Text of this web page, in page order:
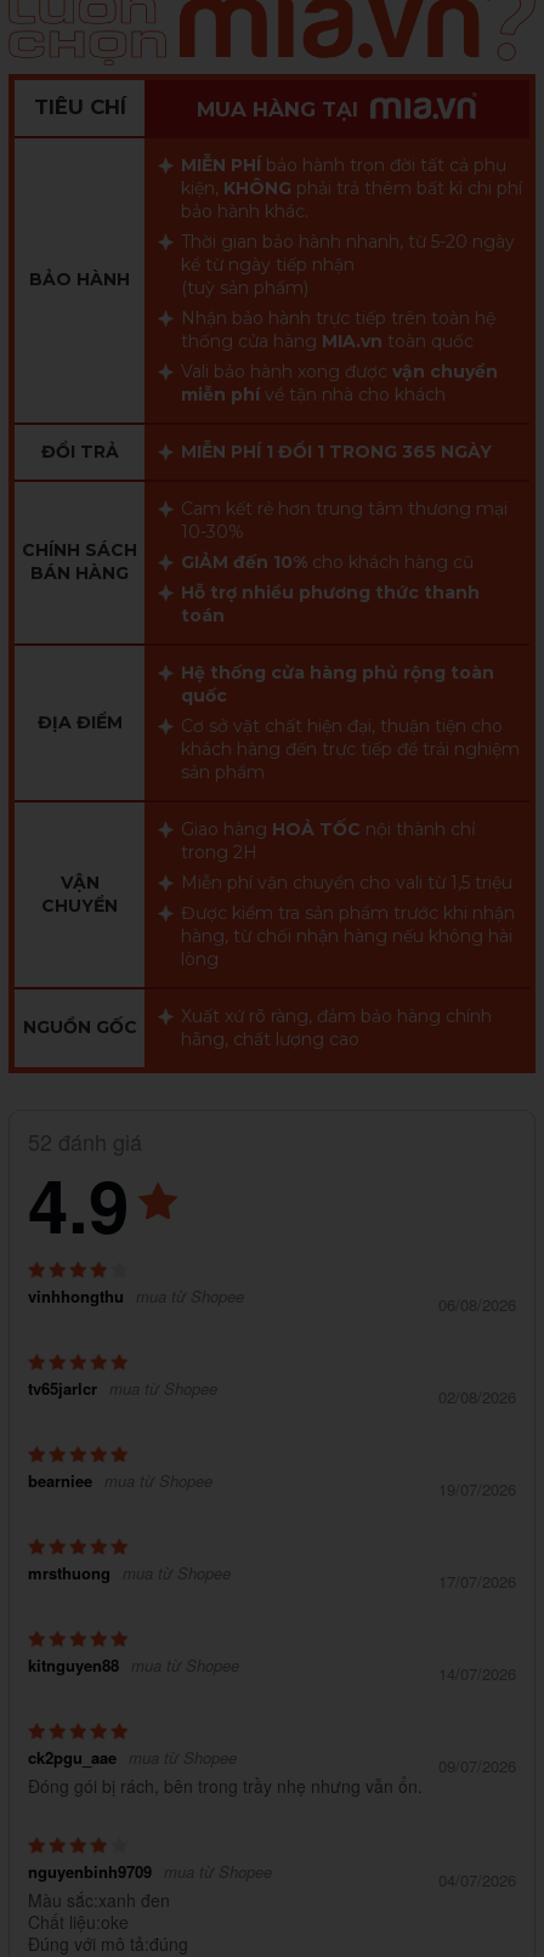
TIÊU CHÍ MUA HÀNG TẠI
BẢO HÀNH
MIỄN PHÍ bảo hành trọn đời tất cả phụ
kiện, KHÔNG phải trả thêm bất kì chi phí
bảo hành khác.
Thời gian bảo hành nhanh, từ 5-20 ngày
kể từ ngày tiếp nhận
(tuỳ sản phẩm)
Nhận bảo hành trực tiếp trên toàn hệ
thống cửa hàng MIA.vn toàn quốc
Vali bảo hành xong được vận chuyển
miễn phí về tận nhà cho khách
ĐỔI TRẢ MIỄN PHÍ 1 ĐỔI 1 TRONG 365 NGÀY
CHÍNH SÁCH
BÁN HÀNG
Cam kết rẻ hơn trung tâm thương mại
10-30%
GIẢM đến 10% cho khách hàng cũ
Hỗ trợ nhiều phương thức thanh
toán
ĐỊA ĐIỂM
Hệ thống cửa hàng phủ rộng toàn
quốc
Cơ sở vật chất hiện đại, thuận tiện cho
khách hàng đến trực tiếp để trải nghiệm
sản phẩm
VẬN
CHUYỂN
Giao hàng HOẢ TỐC nội thành chỉ
trong 2H
Miễn phí vận chuyển cho vali từ 1,5 triệu
Được kiểm tra sản phẩm trước khi nhận
hàng, từ chối nhận hàng nếu không hài
lòng
NGUỒN GỐC
Xuất xứ rõ ràng, đảm bảo hàng chính
hãng, chất lượng cao
52 đánh giá
4.9
vinhhongthu mua từ Shopee 06/08/2026
tv65jarlcr mua từ Shopee 02/08/2026
bearniee mua từ Shopee 19/07/2026
mrsthuong mua từ Shopee 17/07/2026
kitnguyen88 mua từ Shopee 14/07/2026
ck2pgu_aae mua từ Shopee 09/07/2026
Đóng gói bị rách, bên trong trầy nhẹ nhưng vẫn ổn.
nguyenbinh9709 mua từ Shopee 04/07/2026
Màu sắc:xanh đen
Chất liệu:oke
Đúng với mô tả:đúng